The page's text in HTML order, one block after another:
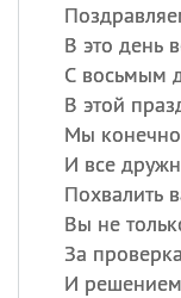
В это день
С восьмым
В этой
Мы
И все
Похвалить
Вы не
За
И